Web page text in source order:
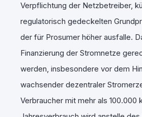
Verpflichtung der Netzbetreiber,
regulatorisch gedeckelten
der für Prosumer höher ausfalle.
Finanzierung der Stromnetze
werden, insbesondere vor dem
wachsender dezentraler
Verbraucher mit mehr als 100.000